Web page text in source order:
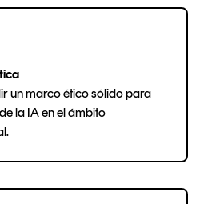
un marco ético sólido para
la IA en el ámbito